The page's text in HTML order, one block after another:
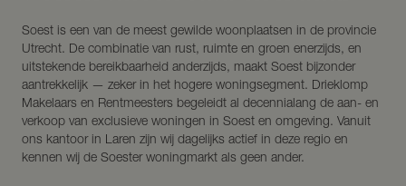
Soest is een van de meest gewilde woonplaatsen in de provincie
Utrecht. De combinatie van rust, ruimte en groen enerzijds, en
uitstekende bereikbaarheid anderzijds, maakt Soest bijzonder
aantrekkelijk — zeker in het hogere woningsegment. Drieklomp
Makelaars en Rentmeesters begeleidt al decennialang de aan- en
verkoop van exclusieve woningen in Soest en omgeving. Vanuit
ons kantoor in Laren zijn wij dagelijks actief in deze regio en
kennen wij de Soester woningmarkt als geen ander.